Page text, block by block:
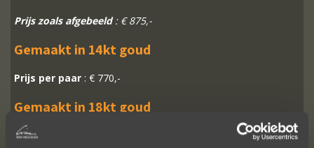
Prijs zoals afgebeeld: € 875,-
Gemaakt in 14kt goud
Prijs per paar : € 770,-
Gemaakt in 18kt goud
Prijs per paar